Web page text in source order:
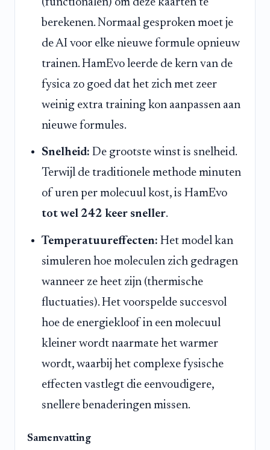
berekenen. Normaal gesproken moet je
de AI voor elke nieuwe formule opnieuw
trainen. HamEvo leerde de kern van de
fysica zo goed dat het zich met zeer
weinig extra training kon aanpassen aan
nieuwe formules.
Snelheid: De grootste winst is snelheid.
Terwijl de traditionele methode minuten
of uren per molecuul kost, is HamEvo
tot wel 242 keer sneller.
Temperatuureffecten: Het model kan
simuleren hoe moleculen zich gedragen
wanneer ze heet zijn (thermische
fluctuaties). Het voorspelde succesvol
hoe de energiekloof in een molecuul
kleiner wordt naarmate het warmer
wordt, waarbij het complexe fysische
effecten vastlegt die eenvoudigere,
snellere benaderingen missen.
Samenvatting